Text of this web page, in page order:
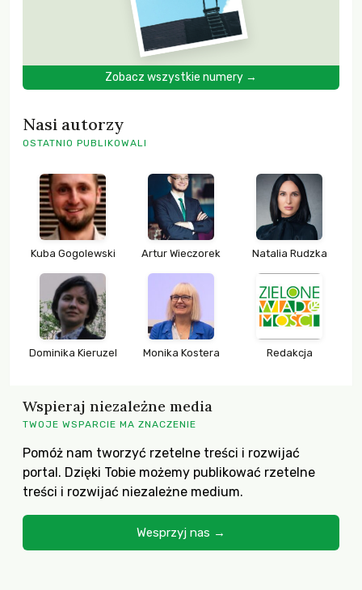
Zobacz wszystkie numery →
Nasi autorzy
OSTATNIO PUBLIKOWALI
Kuba Gogolewski Artur Wieczorek Natalia Rudzka
Dominika Kieruzel Monika Kostera Redakcja
Wspieraj niezależne media
TWOJE WSPARCIE MA ZNACZENIE
Pomóż nam tworzyć rzetelne treści i rozwijać
portal. Dzięki Tobie możemy publikować rzetelne
treści i rozwijać niezależne medium.
Wesprzyj nas →